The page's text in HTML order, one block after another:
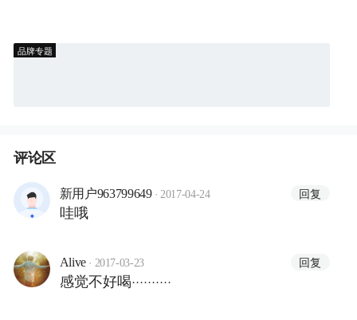
品牌专题
评论区
新用户963799649 · 2017-04-24 回复
哇哦
Alive · 2017-03-23 回复
感觉不好喝··········